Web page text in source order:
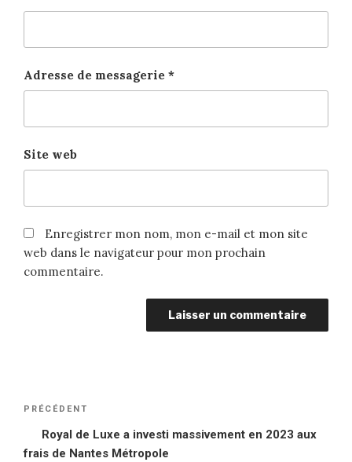
Adresse de messagerie *
Site web
Enregistrer mon nom, mon e-mail et mon site
web dans le navigateur pour mon prochain
commentaire.
Navigation
l’article
Article
précédent
PRÉCÉDENT
Royal de Luxe a investi massivement en 2023 aux
frais de Nantes Métropole